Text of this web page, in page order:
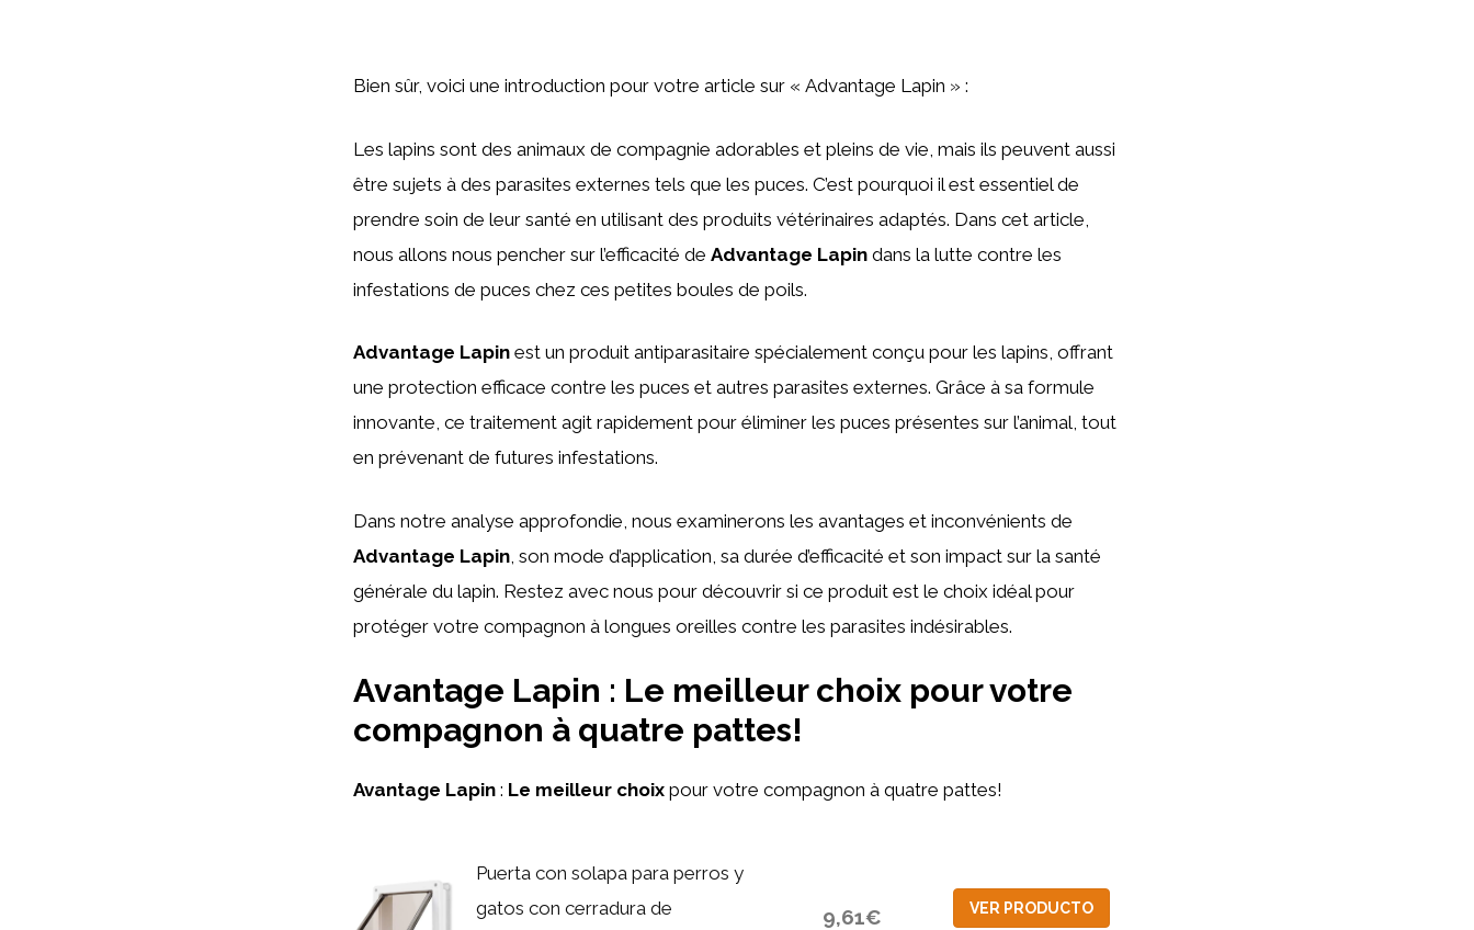
Bien sûr, voici une introduction pour votre article sur « Advantage Lapin » :
Les lapins sont des animaux de compagnie adorables et pleins de vie, mais ils peuvent aussi
être sujets à des parasites externes tels que les puces. C’est pourquoi il est essentiel de
prendre soin de leur santé en utilisant des produits vétérinaires adaptés. Dans cet article,
nous allons nous pencher sur l’efficacité de Advantage Lapin dans la lutte contre les
infestations de puces chez ces petites boules de poils.
Advantage Lapin est un produit antiparasitaire spécialement conçu pour les lapins, offrant
une protection efficace contre les puces et autres parasites externes. Grâce à sa formule
innovante, ce traitement agit rapidement pour éliminer les puces présentes sur l’animal, tout
en prévenant de futures infestations.
Dans notre analyse approfondie, nous examinerons les avantages et inconvénients de
Advantage Lapin , son mode d’application, sa durée d’efficacité et son impact sur la santé
générale du lapin. Restez avec nous pour découvrir si ce produit est le choix idéal pour
protéger votre compagnon à longues oreilles contre les parasites indésirables.
Avantage Lapin : Le meilleur choix pour votre
compagnon à quatre pattes!
Avantage Lapin : Le meilleur choix pour votre compagnon à quatre pattes!
Puerta con solapa para perros y
gatos con cerradura de
9,61€ VER PRODUCTO